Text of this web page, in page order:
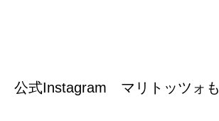
公式Instagram マリトッツォも